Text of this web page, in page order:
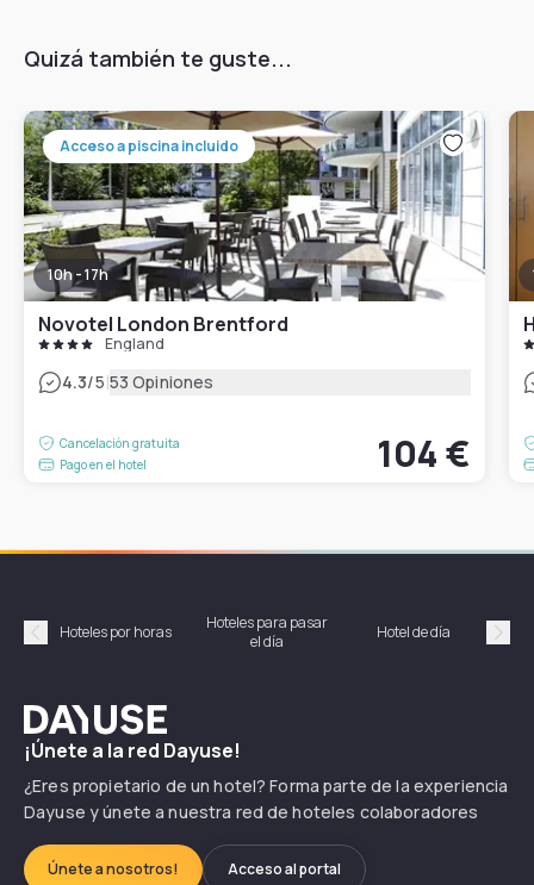
Quizá también te guste...
Acceso a piscina incluido
10h - 17h
Novotel London Brentford
England
4.3/5|53 Opiniones
Cancelación gratuita
Pago en el hotel
104 €
Précédent
Hoteles por horas
Hoteles para pasar
el día
Hotel de día
Dayuse
¡Únete a la red Dayuse!
¿Eres propietario de un hotel? Forma parte de la experiencia
Dayuse y únete a nuestra red de hoteles colaboradores
Únete a nosotros! Acceso al portal